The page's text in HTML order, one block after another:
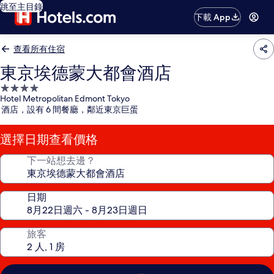
跳至主目錄
下載 App
查看所有住宿
東京埃德蒙大都會酒店
4.0
星
級
住
宿
Hotel Metropolitan Edmont Tokyo
酒店，設有 6 間餐廳，鄰近東京巨蛋
選擇日期查看價格
下一站想去邊？
日期
旅客